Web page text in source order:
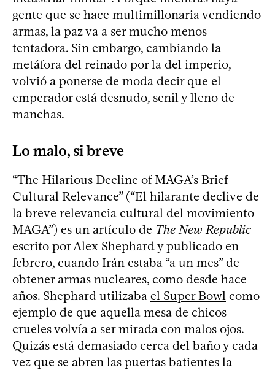
gente que se hace multimillonaria vendiendo
armas, la paz va a ser mucho menos
tentadora. Sin embargo, cambiando la
metáfora del reinado por la del imperio,
volvió a ponerse de moda decir que el
emperador está desnudo, senil y lleno de
manchas.
Lo malo, si breve
“The Hilarious Decline of MAGA’s Brief
Cultural Relevance” (“El hilarante declive de
la breve relevancia cultural del movimiento
MAGA”) es un artículo de The New Republic
escrito por Alex Shephard y publicado en
febrero, cuando Irán estaba “a un mes” de
obtener armas nucleares, como desde hace
años. Shephard utilizaba el Super Bowl como
ejemplo de que aquella mesa de chicos
crueles volvía a ser mirada con malos ojos.
Quizás está demasiado cerca del baño y cada
vez que se abren las puertas batientes la